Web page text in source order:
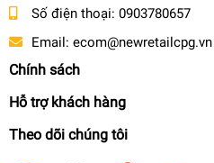
Chịu trách nhiệm bởi:Công ty
313 Nguyễn Thị Thập, Phường
Hồ Chí Minh
Số điện thoại: 0903780657
Email: ecom@newretailcpg.vn
Chính sách
Hỗ trợ khách hàng
Theo dõi chúng tôi